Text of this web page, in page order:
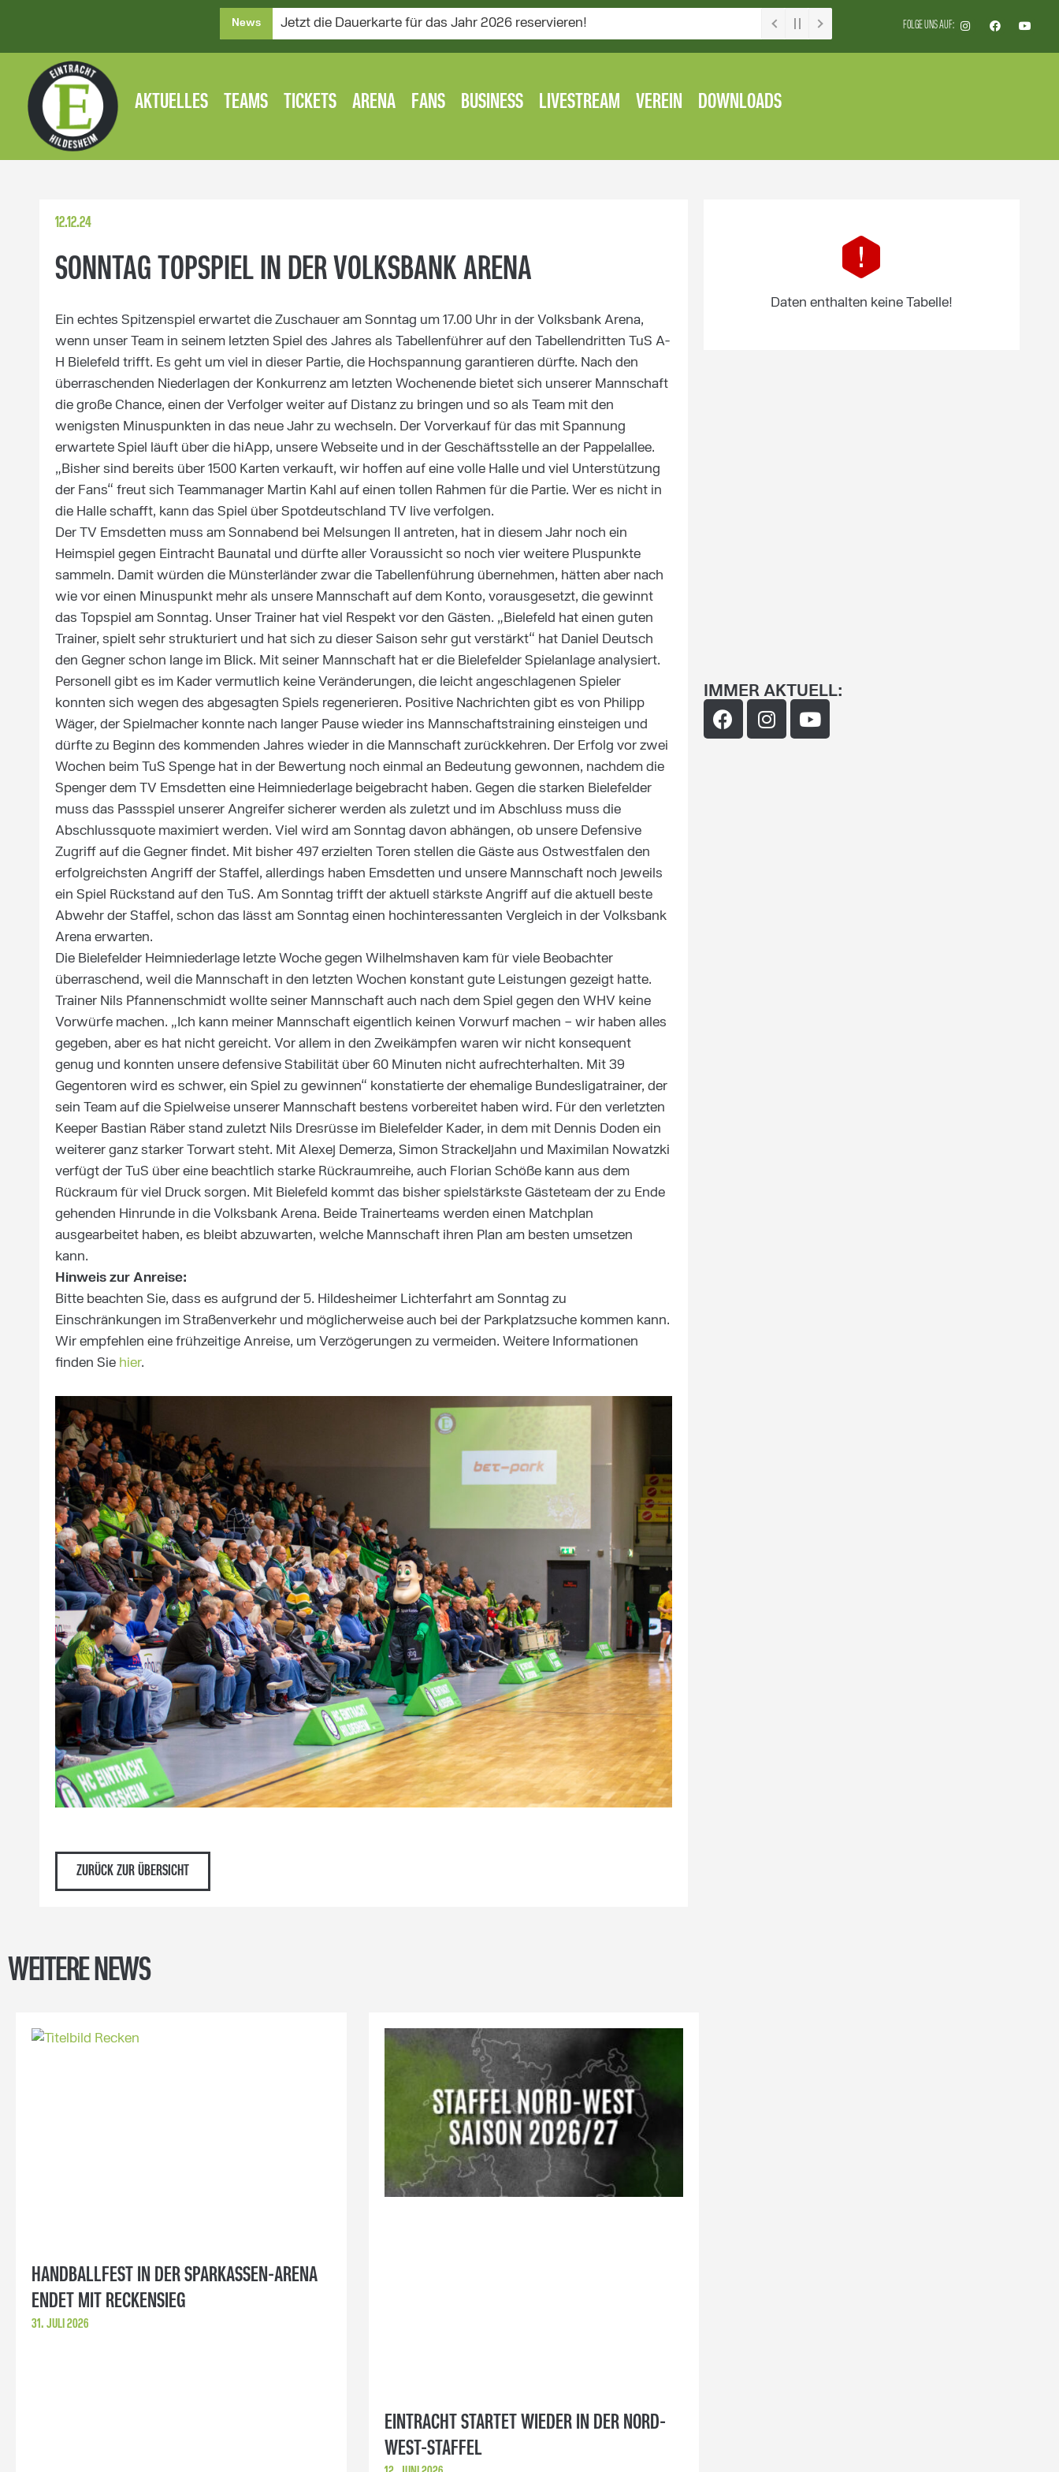
News Jetzt die Dauerkarte für das Jahr 2026 reservieren! FOLGE UNS AUF:
AKTUELLES TEAMS TICKETS ARENA FANS BUSINESS LIVESTREAM VEREIN DOWNLOADS
12.12.24
SONNTAG TOPSPIEL IN DER VOLKSBANK ARENA
Ein echtes Spitzenspiel erwartet die Zuschauer am Sonntag um 17.00 Uhr in der Volksbank Arena,
wenn unser Team in seinem letzten Spiel des Jahres als Tabellenführer auf den Tabellendritten TuS A-
H Bielefeld trifft. Es geht um viel in dieser Partie, die Hochspannung garantieren dürfte. Nach den
überraschenden Niederlagen der Konkurrenz am letzten Wochenende bietet sich unserer Mannschaft
die große Chance, einen der Verfolger weiter auf Distanz zu bringen und so als Team mit den
wenigsten Minuspunkten in das neue Jahr zu wechseln. Der Vorverkauf für das mit Spannung
erwartete Spiel läuft über die hiApp, unsere Webseite und in der Geschäftsstelle an der Pappelallee.
„Bisher sind bereits über 1500 Karten verkauft, wir hoffen auf eine volle Halle und viel Unterstützung
der Fans“ freut sich Teammanager Martin Kahl auf einen tollen Rahmen für die Partie. Wer es nicht in
die Halle schafft, kann das Spiel über Spotdeutschland TV live verfolgen.
Der TV Emsdetten muss am Sonnabend bei Melsungen II antreten, hat in diesem Jahr noch ein
Heimspiel gegen Eintracht Baunatal und dürfte aller Voraussicht so noch vier weitere Pluspunkte
sammeln. Damit würden die Münsterländer zwar die Tabellenführung übernehmen, hätten aber nach
wie vor einen Minuspunkt mehr als unsere Mannschaft auf dem Konto, vorausgesetzt, die gewinnt
das Topspiel am Sonntag. Unser Trainer hat viel Respekt vor den Gästen. „Bielefeld hat einen guten
Trainer, spielt sehr strukturiert und hat sich zu dieser Saison sehr gut verstärkt“ hat Daniel Deutsch
den Gegner schon lange im Blick. Mit seiner Mannschaft hat er die Bielefelder Spielanlage analysiert.
Personell gibt es im Kader vermutlich keine Veränderungen, die leicht angeschlagenen Spieler
konnten sich wegen des abgesagten Spiels regenerieren. Positive Nachrichten gibt es von Philipp
Wäger, der Spielmacher konnte nach langer Pause wieder ins Mannschaftstraining einsteigen und
dürfte zu Beginn des kommenden Jahres wieder in die Mannschaft zurückkehren. Der Erfolg vor zwei
Wochen beim TuS Spenge hat in der Bewertung noch einmal an Bedeutung gewonnen, nachdem die
Spenger dem TV Emsdetten eine Heimniederlage beigebracht haben. Gegen die starken Bielefelder
muss das Passspiel unserer Angreifer sicherer werden als zuletzt und im Abschluss muss die
Abschlussquote maximiert werden. Viel wird am Sonntag davon abhängen, ob unsere Defensive
Zugriff auf die Gegner findet. Mit bisher 497 erzielten Toren stellen die Gäste aus Ostwestfalen den
erfolgreichsten Angriff der Staffel, allerdings haben Emsdetten und unsere Mannschaft noch jeweils
ein Spiel Rückstand auf den TuS. Am Sonntag trifft der aktuell stärkste Angriff auf die aktuell beste
Abwehr der Staffel, schon das lässt am Sonntag einen hochinteressanten Vergleich in der Volksbank
Arena erwarten.
Die Bielefelder Heimniederlage letzte Woche gegen Wilhelmshaven kam für viele Beobachter
überraschend, weil die Mannschaft in den letzten Wochen konstant gute Leistungen gezeigt hatte.
Trainer Nils Pfannenschmidt wollte seiner Mannschaft auch nach dem Spiel gegen den WHV keine
Vorwürfe machen. „Ich kann meiner Mannschaft eigentlich keinen Vorwurf machen – wir haben alles
gegeben, aber es hat nicht gereicht. Vor allem in den Zweikämpfen waren wir nicht konsequent
genug und konnten unsere defensive Stabilität über 60 Minuten nicht aufrechterhalten. Mit 39
Gegentoren wird es schwer, ein Spiel zu gewinnen“ konstatierte der ehemalige Bundesligatrainer, der
sein Team auf die Spielweise unserer Mannschaft bestens vorbereitet haben wird. Für den verletzten
Keeper Bastian Räber stand zuletzt Nils Dresrüsse im Bielefelder Kader, in dem mit Dennis Doden ein
weiterer ganz starker Torwart steht. Mit Alexej Demerza, Simon Strackeljahn und Maximilan Nowatzki
verfügt der TuS über eine beachtlich starke Rückraumreihe, auch Florian Schöße kann aus dem
Rückraum für viel Druck sorgen. Mit Bielefeld kommt das bisher spielstärkste Gästeteam der zu Ende
gehenden Hinrunde in die Volksbank Arena. Beide Trainerteams werden einen Matchplan
ausgearbeitet haben, es bleibt abzuwarten, welche Mannschaft ihren Plan am besten umsetzen
kann.
Hinweis zur Anreise:
Bitte beachten Sie, dass es aufgrund der 5. Hildesheimer Lichterfahrt am Sonntag zu
Einschränkungen im Straßenverkehr und möglicherweise auch bei der Parkplatzsuche kommen kann.
Wir empfehlen eine frühzeitige Anreise, um Verzögerungen zu vermeiden. Weitere Informationen
finden Sie hier.
ZURÜCK ZUR ÜBERSICHT
Daten enthalten keine Tabelle!
IMMER AKTUELL:
WEITERE NEWS
HANDBALLFEST IN DER SPARKASSEN-ARENA
ENDET MIT RECKENSIEG
31. JULI 2026
EINTRACHT STARTET WIEDER IN DER NORD-
WEST-STAFFEL